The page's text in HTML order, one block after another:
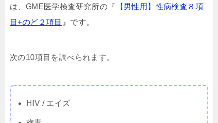
は、GME医学検査研究所の『 【男性用】性病検査８項
目+のど２項目 』です。
次の10項目を調べられます。
HIV / エイズ